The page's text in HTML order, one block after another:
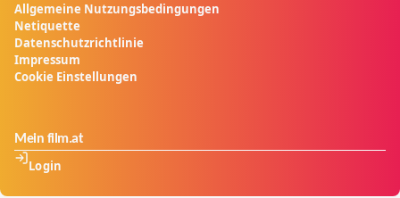
Allgemeine Nutzungsbedingungen
Netiquette
Datenschutzrichtlinie
Impressum
Cookie Einstellungen
Mein film.at
Login